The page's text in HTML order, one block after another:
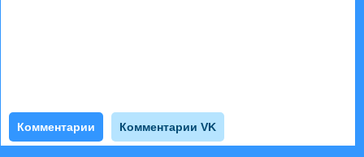
Комментарии Комментарии VK